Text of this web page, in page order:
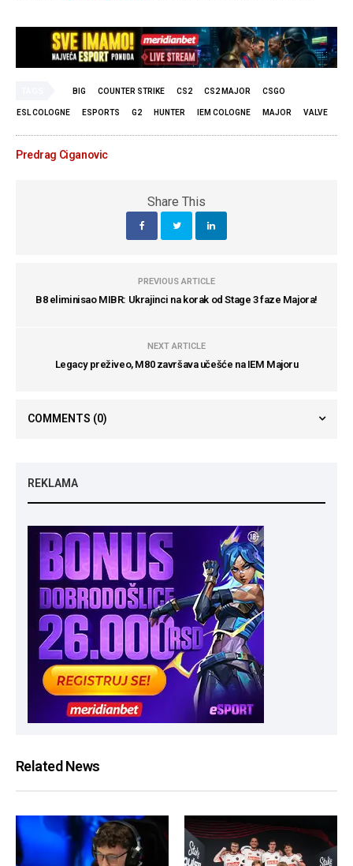
BIG COUNTER STRIKE CS2 CS2 MAJOR CSGO
ESL COLOGNE ESPORTS G2 HUNTER IEM COLOGNE MAJOR VALVE
Predrag Ciganovic
Share This
PREVIOUS ARTICLE
B8 eliminisao MIBR: Ukrajinci na korak od Stage 3 faze Majora!
NEXT ARTICLE
Legacy preživeo, M80 završava učešće na IEM Majoru
COMMENTS (0)
REKLAMA
Related News